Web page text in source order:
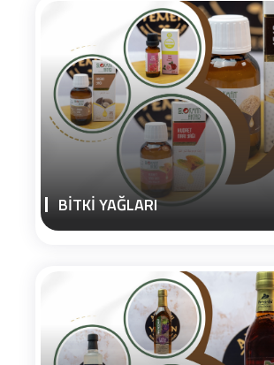
BİTKİ YAĞLARI